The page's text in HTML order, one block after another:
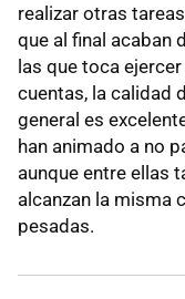
realizar otras
que al final acaban
las que toca
cuentas, la calidad
general es
han animado a no
aunque entre ellas
alcanzan la misma
pesadas.